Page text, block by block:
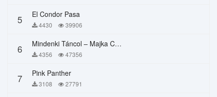
5 El Condor Pasa
4430 39906
6 Mindenki Táncol – Majka Curtis, Péter Majoros
4356 47356
7 Pink Panther
3108 27791